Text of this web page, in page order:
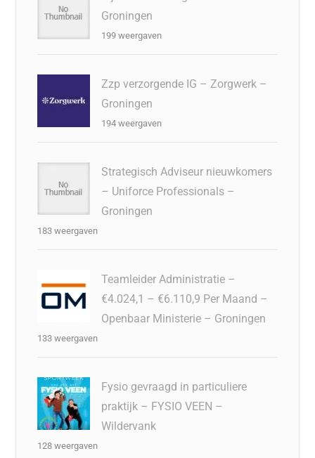
Groningen
199 weergaven
Zzp verzorgende IG – Zorgwerk –
Groningen
194 weergaven
Strategisch Adviseur nieuwkomers
– Uniforce Professionals –
Groningen
183 weergaven
Teamleider Administratie –
€4.024,1 – €6.110,9 Per Maand –
Openbaar Ministerie – Groningen
133 weergaven
Fysio gevraagd in particuliere
praktijk – FYSIO VEEN –
Wildervank
128 weergaven